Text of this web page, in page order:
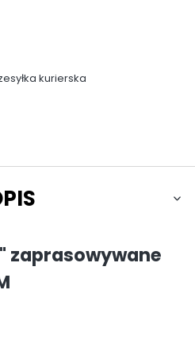
kurierska
zaprasowywane